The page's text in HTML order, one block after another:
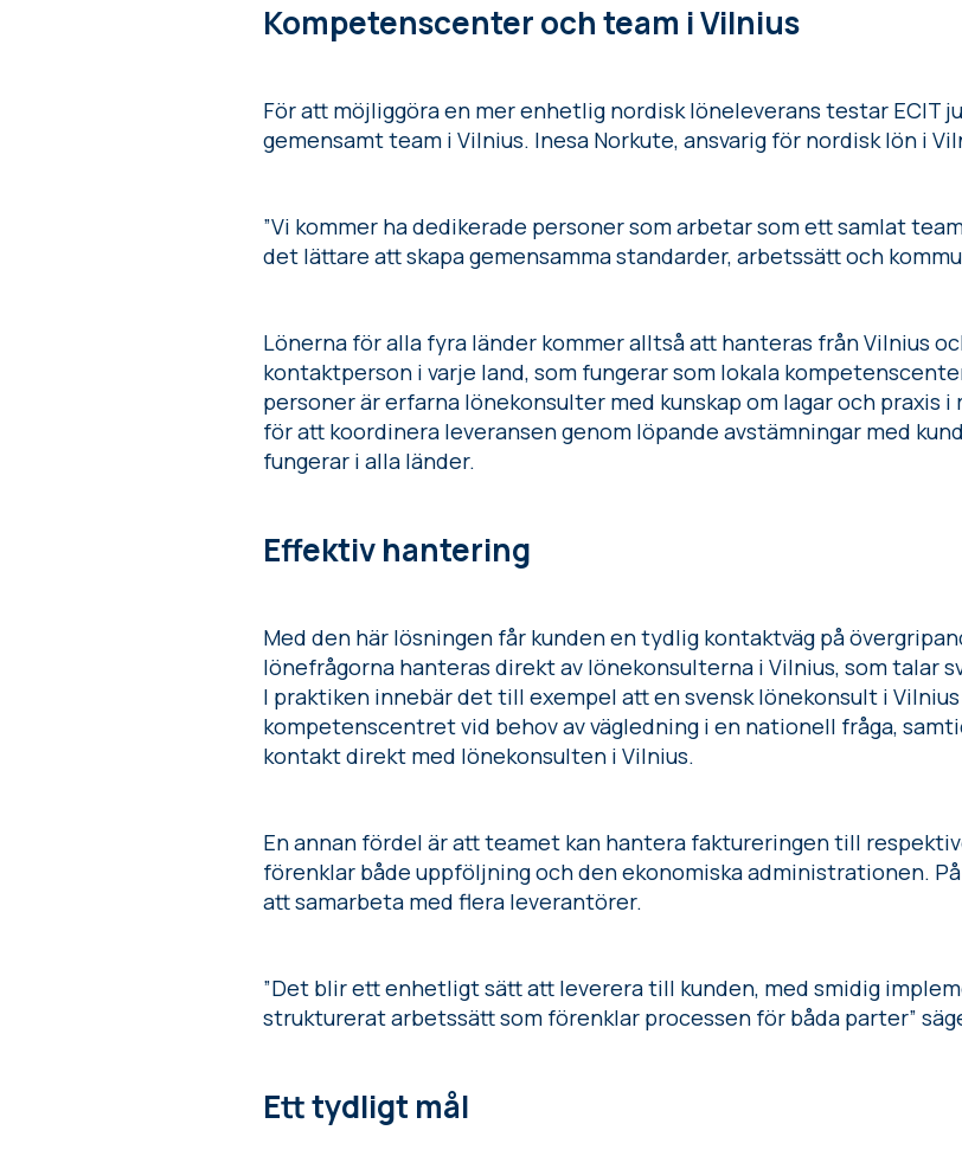
Kompetenscenter och team i Vilnius
För att möjliggöra en mer enhetlig nordisk löneleverans testar ECIT
gemensamt team i Vilnius. Inesa Norkute, ansvarig för nordisk lön i
”Vi kommer ha dedikerade personer som arbetar som ett samlat
det lättare att skapa gemensamma standarder, arbetssätt och
Lönerna för alla fyra länder kommer alltså att hanteras från Vilnius
kontaktperson i varje land, som fungerar som lokala
personer är erfarna lönekonsulter med kunskap om lagar och praxis i
för att koordinera leveransen genom löpande avstämningar med
fungerar i alla länder.
Effektiv hantering
Med den här lösningen får kunden en tydlig kontaktväg på
lönefrågorna hanteras direkt av lönekonsulterna i Vilnius, som talar
I praktiken innebär det till exempel att en svensk lönekonsult i
kompetenscentret vid behov av vägledning i en nationell fråga,
kontakt direkt med lönekonsulten i Vilnius.
En annan fördel är att teamet kan hantera faktureringen till
förenklar både uppföljning och den ekonomiska administrationen.
att samarbeta med flera leverantörer.
”Det blir ett enhetligt sätt att leverera till kunden, med smidig
strukturerat arbetssätt som förenklar processen för båda parter”
Ett tydligt mål